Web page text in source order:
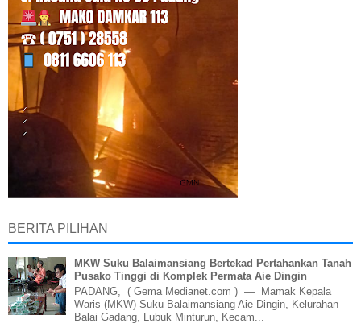
BERITA PILIHAN
MKW Suku Balaimansiang Bertekad Pertahankan Tanah
Pusako Tinggi di Komplek Permata Aie Dingin
PADANG, ( Gema Medianet.com ) — Mamak Kepala
Waris (MKW) Suku Balaimansiang Aie Dingin, Kelurahan
Balai Gadang, Lubuk Minturun, Kecam...